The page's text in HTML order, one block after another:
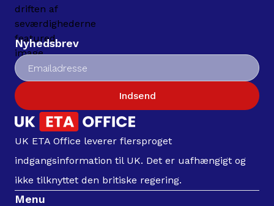
Nyhedsbrev
Indsend
UK ETA Office leverer flersproget
indgangsinformation til UK. Det er uafhængigt og
ikke tilknyttet den britiske regering.
Menu